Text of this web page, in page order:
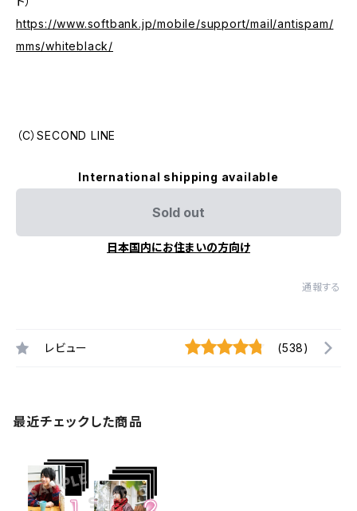
https://www.softbank.jp/mobile/support/mail/antispam/
mms/whiteblack/
（C）SECOND LINE
International shipping available
Sold out
日本国内にお住まいの方向け
通報する
レビュー (538)
最近チェックした商品